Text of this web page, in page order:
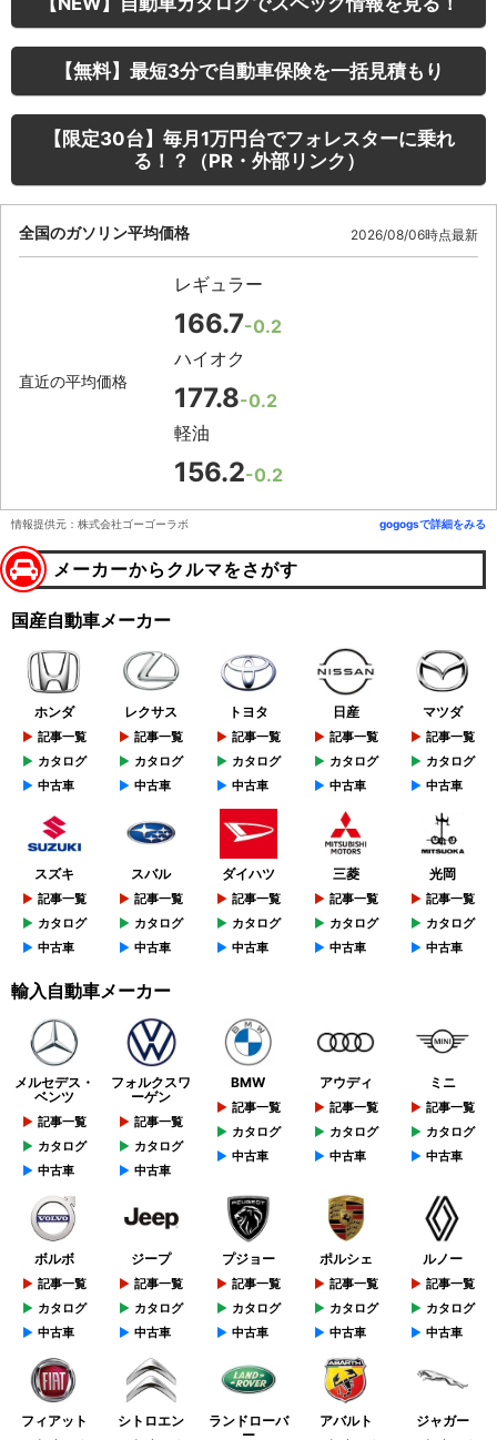
【無料】最短3分で自動車保険を一括見積もり
【限定30台】毎月1万円台でフォレスターに乗れ
る！？（PR・外部リンク）
全国のガソリン平均価格 2026/08/06時点最新
直近の平均価格
レギュラー
166.7-0.2
ハイオク
177.8-0.2
軽油
156.2-0.2
情報提供元：株式会社ゴーゴーラボ gogogsで詳細をみる
メーカーからクルマをさがす
国産自動車メーカー
ホンダ
記事一覧
カタログ
中古車
レクサス
記事一覧
カタログ
中古車
トヨタ
記事一覧
カタログ
中古車
日産
記事一覧
カタログ
中古車
マツダ
記事一覧
カタログ
中古車
スズキ
記事一覧
カタログ
中古車
スバル
記事一覧
カタログ
中古車
ダイハツ
記事一覧
カタログ
中古車
三菱
記事一覧
カタログ
中古車
光岡
記事一覧
カタログ
中古車
輸入自動車メーカー
メルセデス・
ベンツ
記事一覧
カタログ
中古車
フォルクスワ
ーゲン
記事一覧
カタログ
中古車
BMW
記事一覧
カタログ
中古車
アウディ
記事一覧
カタログ
中古車
ミニ
記事一覧
カタログ
中古車
ボルボ
記事一覧
カタログ
中古車
ジープ
記事一覧
カタログ
中古車
プジョー
記事一覧
カタログ
中古車
ポルシェ
記事一覧
カタログ
中古車
ルノー
記事一覧
カタログ
中古車
フィアット シトロエン
ランドローバ
ー
アバルト ジャガー